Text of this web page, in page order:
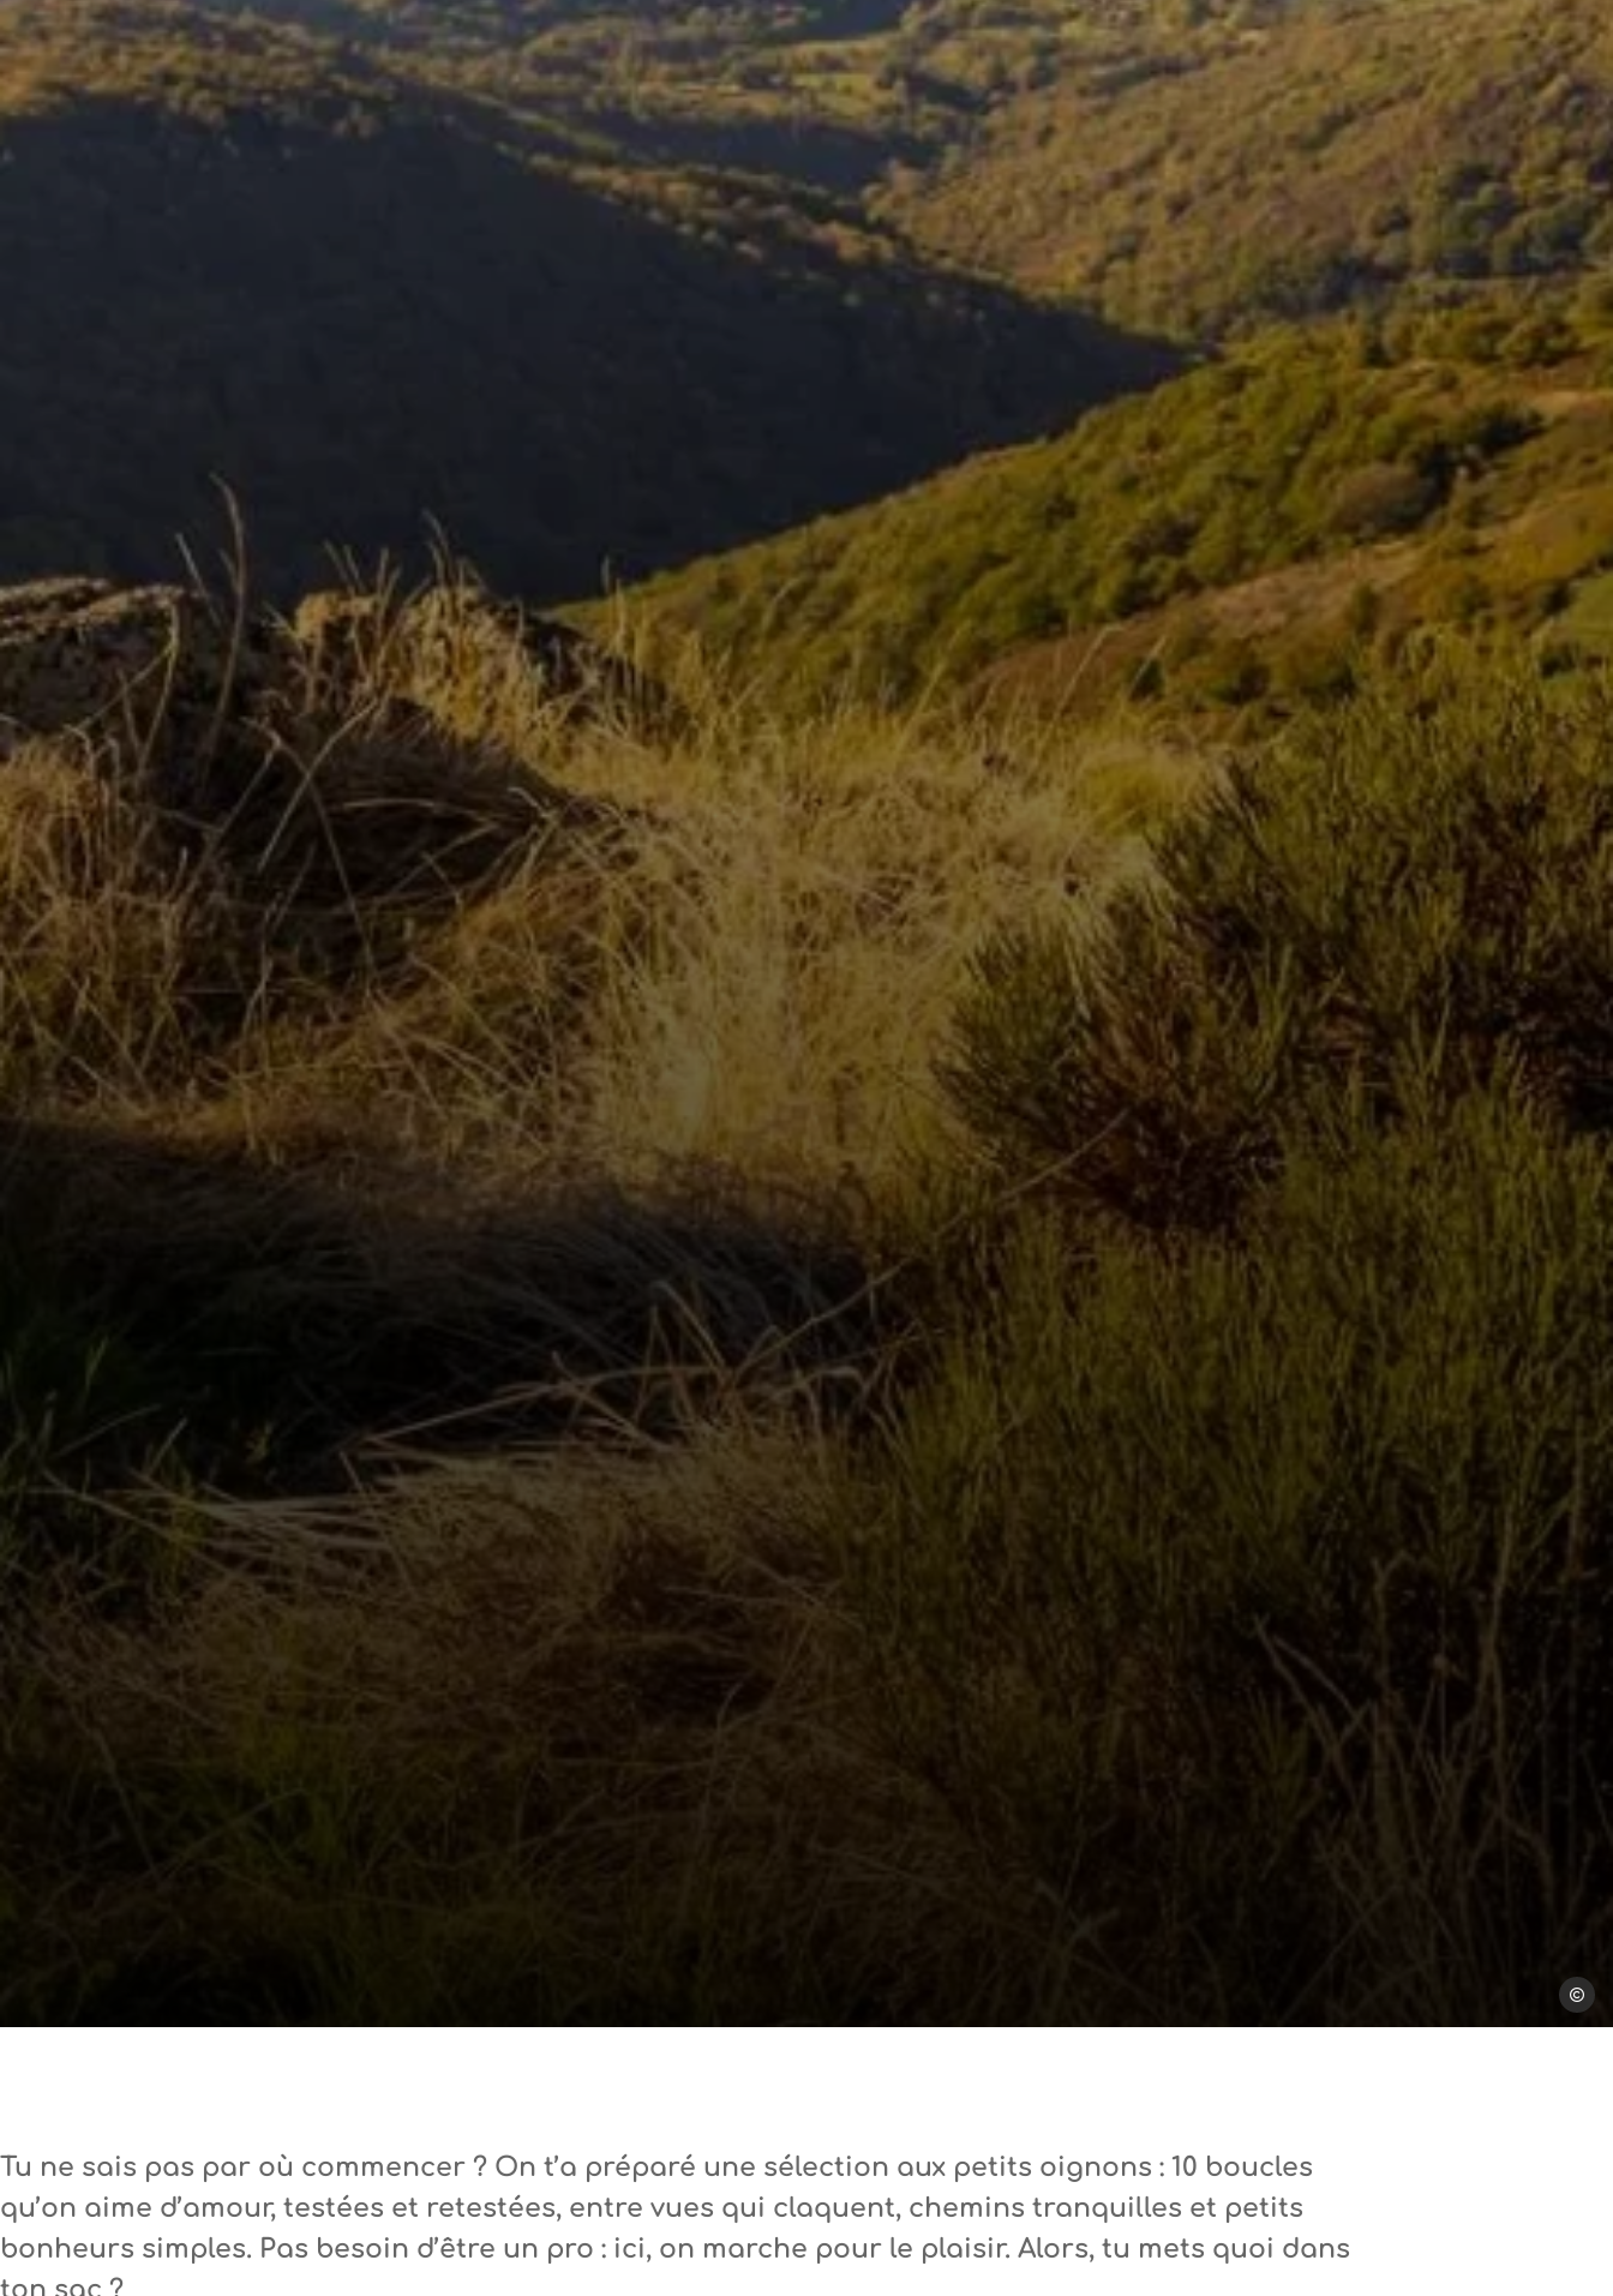
Steph
Tu ne sais pas par où commencer ? On t’a préparé une sélection aux petits oignons : 10 boucles
qu’on aime d’amour, testées et retestées, entre vues qui claquent, chemins tranquilles et petits
bonheurs simples. Pas besoin d’être un pro : ici, on marche pour le plaisir. Alors, tu mets quoi dans
ton sac ?